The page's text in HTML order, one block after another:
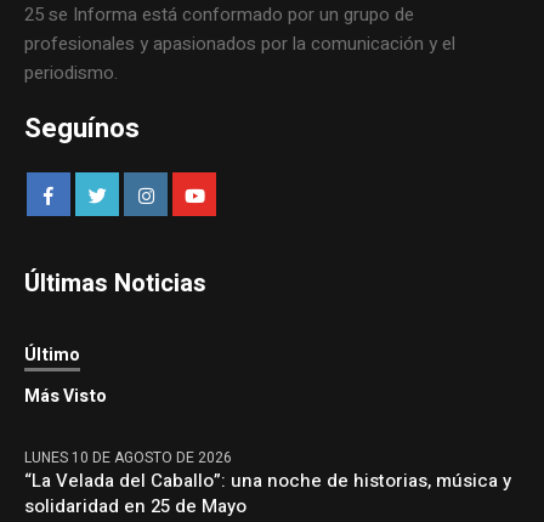
25 se Informa está conformado por un grupo de
profesionales y apasionados por la comunicación y el
periodismo.
Seguínos
Últimas Noticias
Último
Más Visto
LUNES 10 DE AGOSTO DE 2026
“La Velada del Caballo”: una noche de historias, música y
solidaridad en 25 de Mayo